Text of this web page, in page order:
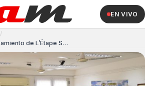
EN VIVO
Posadas acompañó el lanzamiento de L’Étape Series by Tour de France Encarnación 2026